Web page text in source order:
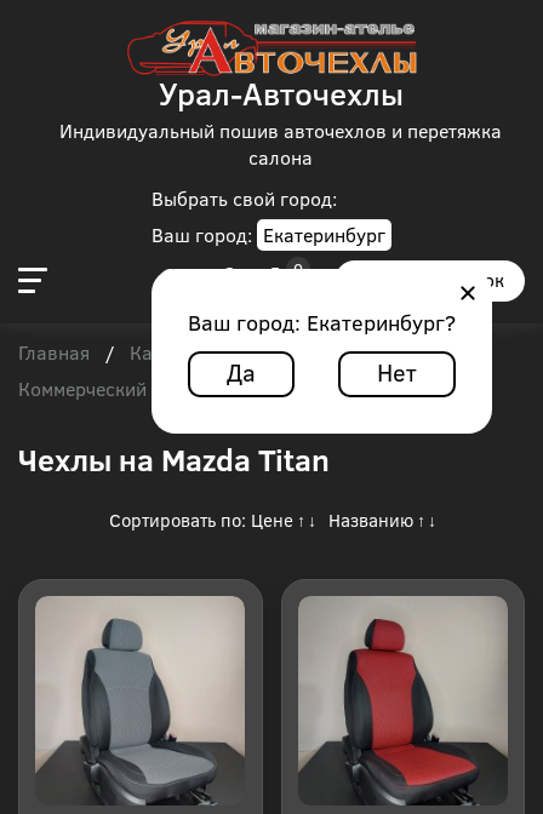
Выбрать свой город:
Ваш город: Екатеринбург
Ваш город: Екатеринбург?
Да Нет
Урал-Авточехлы
Индивидуальный пошив авточехлов и перетяжка
салона
Заказать звонок
Главная / Каталог чехлов /
Коммерческий транспорт / Mazda Titan
Чехлы на Mazda Titan
Сортировать по: Цене ↑ ↓ Названию ↑ ↓